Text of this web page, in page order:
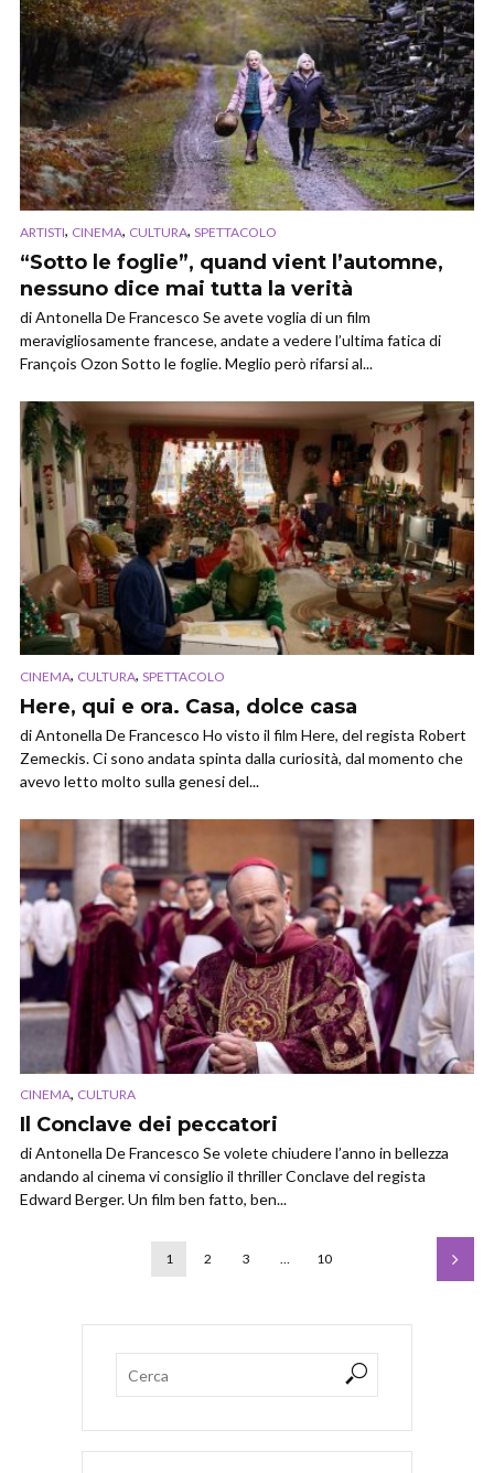
ARTISTI, CINEMA, CULTURA, SPETTACOLO
“Sotto le foglie”, quand vient l’automne,
nessuno dice mai tutta la verità
di Antonella De Francesco Se avete voglia di un film
meravigliosamente francese, andate a vedere l’ultima fatica di
François Ozon Sotto le foglie. Meglio però rifarsi al...
CINEMA, CULTURA, SPETTACOLO
Here, qui e ora. Casa, dolce casa
di Antonella De Francesco Ho visto il film Here, del regista Robert
Zemeckis. Ci sono andata spinta dalla curiosità, dal momento che
avevo letto molto sulla genesi del...
CINEMA, CULTURA
Il Conclave dei peccatori
di Antonella De Francesco Se volete chiudere l’anno in bellezza
andando al cinema vi consiglio il thriller Conclave del regista
Edward Berger. Un film ben fatto, ben...
1 2 3 … 10